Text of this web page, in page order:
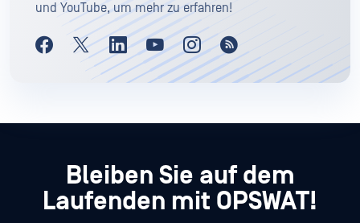
und YouTube, um mehr zu erfahren!
Bleiben Sie auf dem
Laufenden mit OPSWAT!